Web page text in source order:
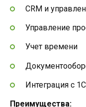
CRM и
Управление
Учет времени
Интеграция с 1С
Преимущества: